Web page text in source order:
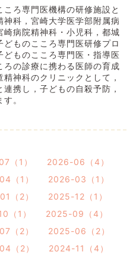
ろ専門医機構の研修施設と
科，宮崎大学医学部附属病
病院精神科・小児科，都城
ものこころ専門医研修プロ
ものこころ専門医・指導医
ろの診療に携わる医師の育成
神科のクリニックとして，
携し，子どもの自殺予防，
。
（1）
2026-06（4）
（1）
2026-03（1）
（2）
2025-12（1）
（1）
2025-09（4）
（2）
2025-06（2）
（2）
2024-11（4）